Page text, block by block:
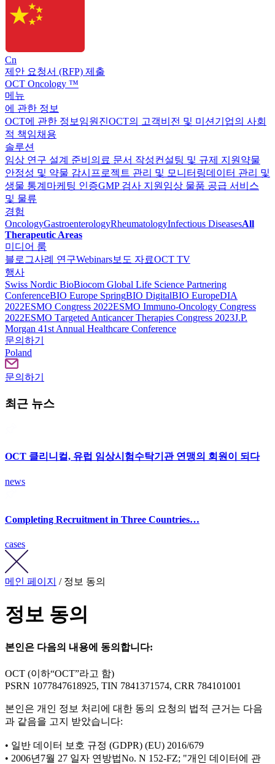
Cn
제안 요청서 (RFP) 제출
OCT Oncology ™
메뉴
에 관한 정보
OCT에 관한 정보 임원진OCT의 고객비전 및 미션 기업의 사회
적 책임채용
솔루션
임상 연구 설계 준비 의료 문서 작성컨설팅 및 규제 지원 약물
안정성 및 약물 감시 프로젝트 관리 및 모니터링데이터 관리 및
생물 통계 마케팅 인증GMP 검사 지원 임상 물품 공급 서비스
및 물류
경험
OncologyGastroenterologyRheumatologyInfectious DiseasesAll
Therapeutic Areas
미디어 룸
블로그사례 연구Webinars보도 자료OCT TV
행사
Swiss Nordic BioBiocom Global Life Science Partnering
ConferenceBIO Europe SpringBIO DigitalBIO EuropeDIA
2022ESMO Congress 2022ESMO Immuno-Oncology Congress
2022ESMO Тargeted Anticancer Therapies Congress 2023J.P.
Morgan 41st Annual Healthcare Conference
문의하기
Poland
문의하기
최근 뉴스
OCT 클리니컬, 유럽 임상시험수탁기관 연맹의 회원이 되다
news
Completing Recruitment in Three Countries…
cases
메인 페이지 / 정보 동의
정보 동의
본인은 다음의 내용에 동의합니다:
OCT (이하“OCT”라고 함)
PSRN 1077847618925, TIN 7841371574, CRR 784101001
본인은 개인 정보 처리에 대한 동의 요청의 법적 근거는 다음
과 같음을 고지 받았습니다:
• 일반 데이터 보호 규정 (GDPR) (EU) 2016/679
• 2006년7월 27 일자 연방법No. N 152-FZ; "개인 데이터에 관